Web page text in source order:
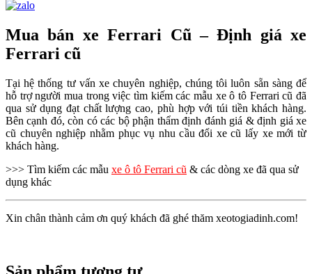
Mua bán xe Ferrari Cũ – Định giá xe
Ferrari cũ
Tại hệ thống tư vấn xe chuyên nghiệp, chúng tôi luôn sẵn sàng để
hỗ trợ người mua trong việc tìm kiếm các mẫu xe ô tô Ferrari cũ đã
qua sử dụng đạt chất lượng cao, phù hợp với túi tiền khách hàng.
Bên cạnh đó, còn có các bộ phận thẩm định đánh giá & định giá xe
cũ chuyên nghiệp nhằm phục vụ nhu cầu đổi xe cũ lấy xe mới từ
khách hàng.
>>> Tìm kiếm các mẫu xe ô tô Ferrari cũ & các dòng xe đã qua sử
dụng khác
Xin chân thành cảm ơn quý khách đã ghé thăm xeotogiadinh.com!